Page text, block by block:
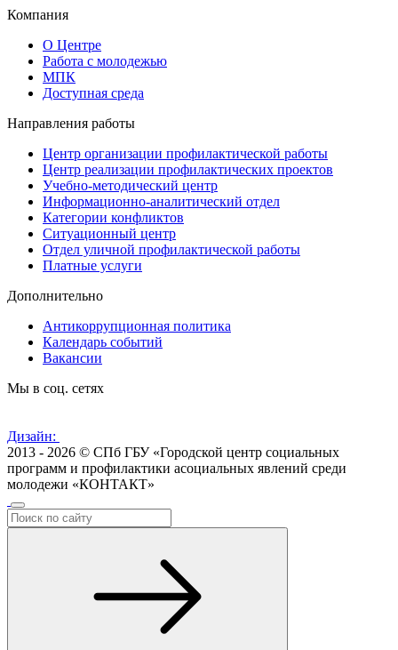
Компания
О Центре
Работа с молодежью
МПК
Доступная среда
Направления работы
Центр организации профилактической работы
Центр реализации профилактических проектов
Учебно-методический центр
Информационно-аналитический отдел
Категории конфликтов
Ситуационный центр
Отдел уличной профилактической работы
Платные услуги
Дополнительно
Антикоррупционная политика
Календарь событий
Вакансии
Мы в соц. сетях
Дизайн:
2013 - 2026 © СПб ГБУ «Городской центр социальных
программ и профилактики асоциальных явлений среди
молодежи «КОНТАКТ»